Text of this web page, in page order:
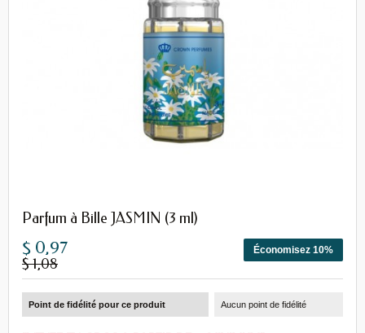
Parfum à Bille JASMIN (3 ml)
Économisez 10%
$ 0,97
$ 1,08
Point de fidélité pour ce produit Aucun point de fidélité